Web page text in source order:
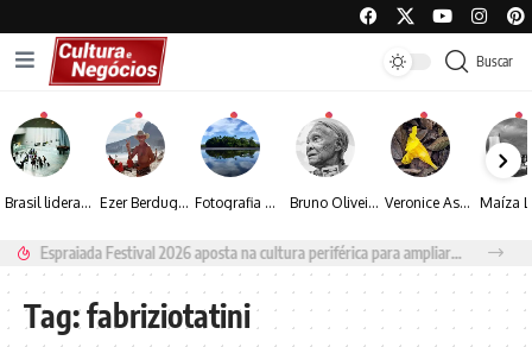
Buscar
Brasil lidera crescimento entre os 15 maiores mercados globais de viagens corporativas Ezer Berdugo transforma experiências multiculturais e memórias em narrativas visuais por meio da fotografia Fotografia de Fátima Carlini transforma paisagens naturais em experiências de contemplação Bruno Oliveira retrata o cotidiano urbano por meio da fotografia em preto e branco Veronice Assini Saes transforma a natureza em fotografias marcadas pela sensibilidade
Espraiada Festival 2026 aposta na cultura periférica para ampliar oportunidades na zona sul
Tag:fabriziotatini